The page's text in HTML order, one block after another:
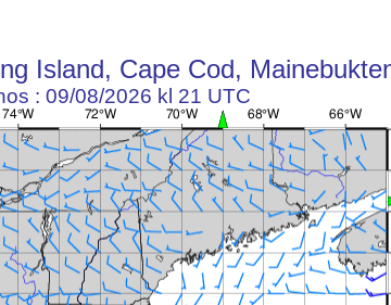
Island, Cape Cod,
: 09/08/2026 kl 21 UTC